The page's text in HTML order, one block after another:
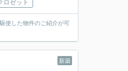
ロゼット
使した物件のご紹介が可
新築